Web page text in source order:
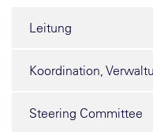
Leitung
Koordination,
Steering Committee